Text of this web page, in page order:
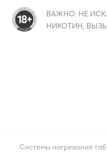
Системы нагревания
ВАЖНО: НЕ
НИКОТИН,